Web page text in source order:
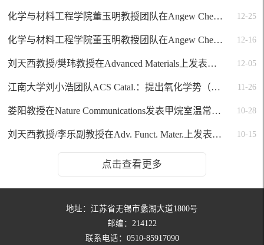
化学与材料工程学院董玉明教授团队在Angew Chem Int Ed发表光合成联产C2H6 /H2O2研究成果 12-25
化学与材料工程学院董玉明教授团队在Angew Chem Int Ed发表光合成双氧水研究成果 12-16
刘天西教授/樊玮教授在Advanced Materials上发表关于形状记忆陶瓷化聚合物气凝胶自适应热防护的研究成果 12-05
江南大学刘小浩团队ACS Catal.：提出氧化学势（μO）决定C1催化反应失活及选择性演变，CoIn合金反转CO2加氢选择性实现平衡转化近100%CO 11-26
娄阳教授在Nature Communications发表甲烷室温常压下直接偶联制乙酸的成果 10-28
刘天西教授/李乐副教授在Adv. Funct. Mater.上发表高性能一体化电化学储能器件方面的研究进展 10-15
点击查看更多
地址：江苏省无锡市蠡湖大道1800号
邮编：214122
联系电话：0510-85917090